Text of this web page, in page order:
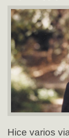
Hice varios